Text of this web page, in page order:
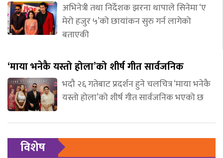
अभिनेत्री तथा निर्देशक झरना थापाले सिनेमा ‘ए
मेरो हजुर ५’को छायांकन सुरु गर्न लागेको
बताएकी
‘माया भनेकै यस्तो होला’को शीर्ष गीत सार्वजनिक
भदौ २६ गतेबाट प्रदर्शन हुने चलचित्र ‘माया भनेकै
यस्तो होला’को शीर्ष गीत सार्वजनिक भएको छ
विशेष